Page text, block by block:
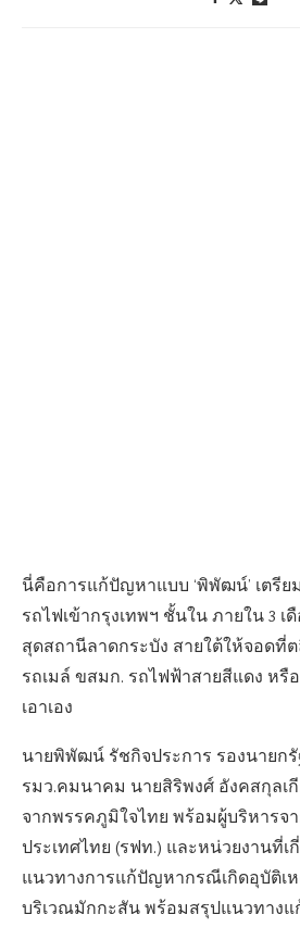
นี่คือการแก้ปัญหาแบบ ‘พิพัฒน์’ เตรีย
รถไฟเข้ากรุงเทพฯ ชั้นใน ภายใน 3
สุดสถานีลาดกระบัง สายใต้ให้จอดที่
รถเมล์ ขสมก. รถไฟฟ้าสายสีแดง หรื
เอาเอง
นายพิพัฒน์ รัชกิจประการ รองนายก
รมว.คมนาคม นายสิริพงศ์ อังคสกุลเ
จากพรรคภูมิใจไทย พร้อมผู้บริหารจ
ประเทศไทย (รฟท.) และหน่วยงานที่เ
แนวทางการแก้ปัญหากรณีเกิดอุบัติเ
บริเวณมักกะสัน พร้อมสรุปแนวทาง